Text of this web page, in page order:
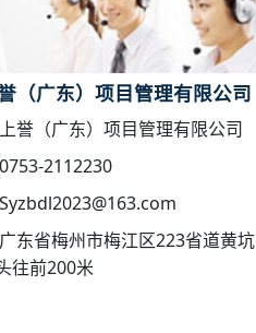
（广东）项目管理有限公司
上誉（广东）项目管理有限公司
0753-2112230
Syzbdl2023@163.com
广东省梅州市梅江区223省道黄坑
往前200米